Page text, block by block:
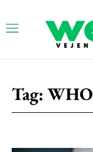
Tag: WHO